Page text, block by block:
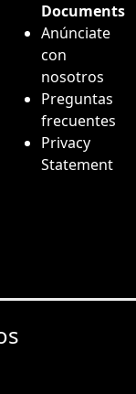
Documents
Anúnciate
con
nosotros
Preguntas
frecuentes
Privacy
Statement